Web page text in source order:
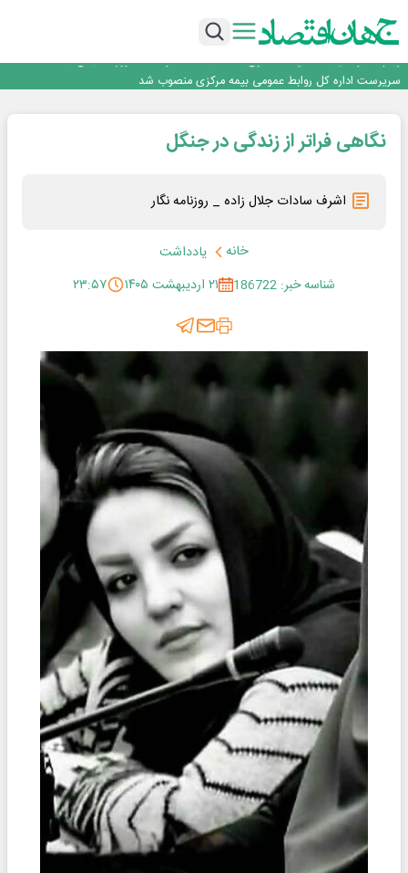
داد
روایت بانک ایران زمین از بانکداری نوین با خلق تجربه برای مشتری
سرپرست اداره کل روابط عمومی بیمه مرکزی منصوب شد
مشتریان
بانک مهر ایران بیش از ۷۰ میلیارد تومان به برنامه‌های مسئولیت اجتماعی اختصاص
نگاهی فراتر از زندگی در جنگل
اشرف سادات جلال زاده _ روزنامه نگار
خانه
یادداشت
شناسه خبر: 186722
۲۱ اردیبهشت ۱۴۰۵ ۲۳:۵۷